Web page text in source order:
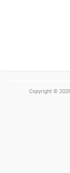
Copyright ©